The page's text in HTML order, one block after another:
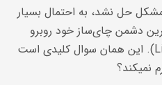
مشکل حل نشد، به احتمال بسیار
دشمن چای‌ساز خود روبرو
هستید: رسوب آهک (Limescale). این همان سوال کلیدی است
نمیکند؟